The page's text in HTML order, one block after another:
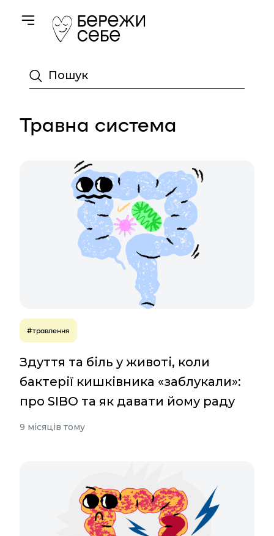
Toggle navigation
Пошук
Травна система
#травлення
Здуття та біль у животі, коли
бактерії кишківника «заблукали»:
про SIBO та як давати йому раду
9 місяців тому